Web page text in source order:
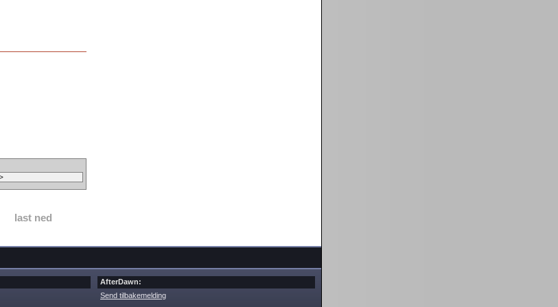
last ned
AfterDawn:
Send tilbakemelding